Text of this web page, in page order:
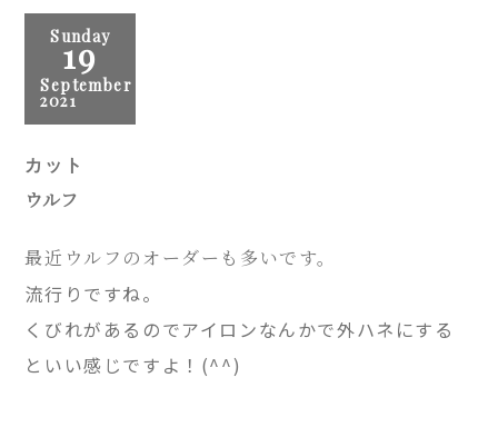
Sunday
19
September
2021
カット
ウルフ
最近ウルフのオーダーも多いです。
流行りですね。
くびれがあるのでアイロンなんかで外ハネにする
といい感じですよ！(^^)